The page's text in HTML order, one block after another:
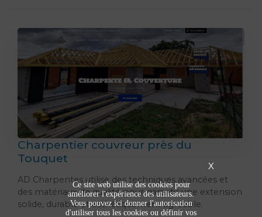
Charpentier couvreur près du
Touquet
AD Charpentes utilise des techniques avancées et
des matériaux de qualité pour garantir une extension
solide, durable et esthétiquement agréable.
X
Ce site web utilise des cookies pour
améliorer l'expérience des utilisateurs.
Vous pouvez ici donner l'autorisation
d'utiliser tous les cookies ou définir vos